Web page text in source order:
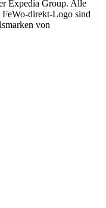
Expedia Group. Alle
FeWo-direkt-Logo sind
von